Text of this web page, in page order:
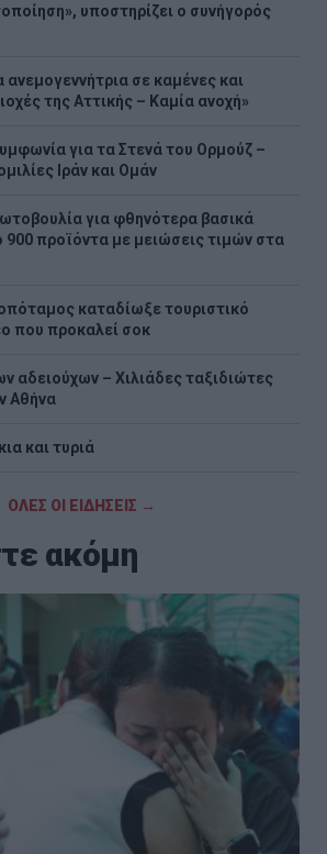
υποστηρίζει ο συνήγορός
σε καμένες και
της Αττικής – Καμία ανοχή»
για τα Στενά του Ορμούζ –
Ιράν και Ομάν
για φθηνότερα βασικά
προϊόντα με μειώσεις τιμών στα
καταδίωξε τουριστικό
που προκαλεί σοκ
αδειούχων – Χιλιάδες ταξιδιώτες
Αθήνα
και τυριά
ΟΛΕΣ ΟΙ ΕΙΔΗΣΕΙΣ →
ακόμη